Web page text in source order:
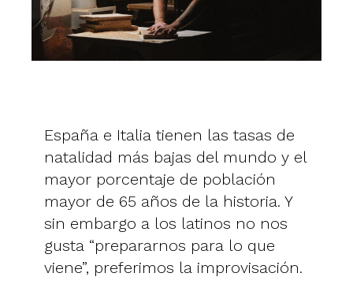
España e Italia tienen las tasas de
natalidad más bajas del mundo y el
mayor porcentaje de población
mayor de 65 años de la historia. Y
sin embargo a los latinos no nos
gusta “prepararnos para lo que
viene”, preferimos la improvisación.